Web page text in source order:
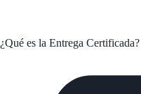
¿Qué es la Entrega Certificada?